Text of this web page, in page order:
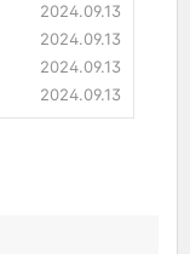
2024.09.13
2024.09.13
2024.09.13
2024.09.13